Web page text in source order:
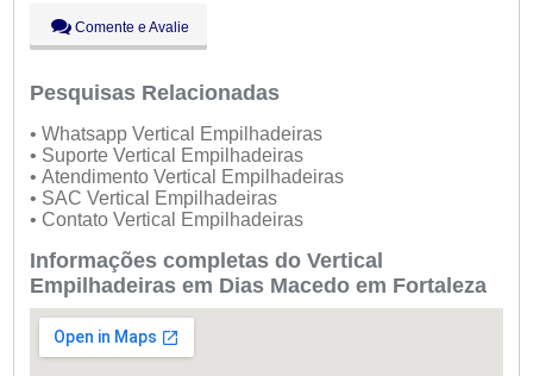
Sáb:
Dom:
Fechado
Comente e Avalie
Pesquisas Relacionadas
• Whatsapp Vertical Empilhadeiras
• Suporte Vertical Empilhadeiras
• Atendimento Vertical Empilhadeiras
• SAC Vertical Empilhadeiras
• Contato Vertical Empilhadeiras
Informações completas do Vertical
Empilhadeiras em Dias Macedo em Fortaleza